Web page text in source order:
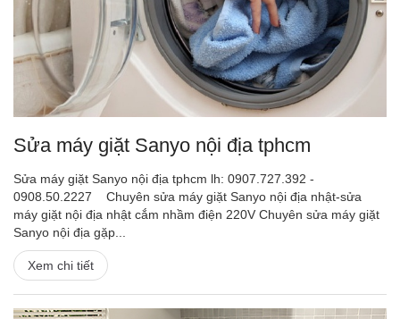
Sửa máy giặt Sanyo nội địa tphcm
Sửa máy giặt Sanyo nội địa tphcm lh: 0907.727.392 -
0908.50.2227 Chuyên sửa máy giặt Sanyo nội địa nhật-sửa
máy giặt nội địa nhật cắm nhầm điện 220V Chuyên sửa máy giặt
Sanyo nội địa gặp...
Xem chi tiết